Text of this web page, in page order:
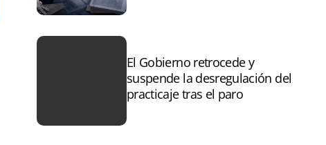
El Gobierno retrocede y
suspende la desregulación del
practicaje tras el paro